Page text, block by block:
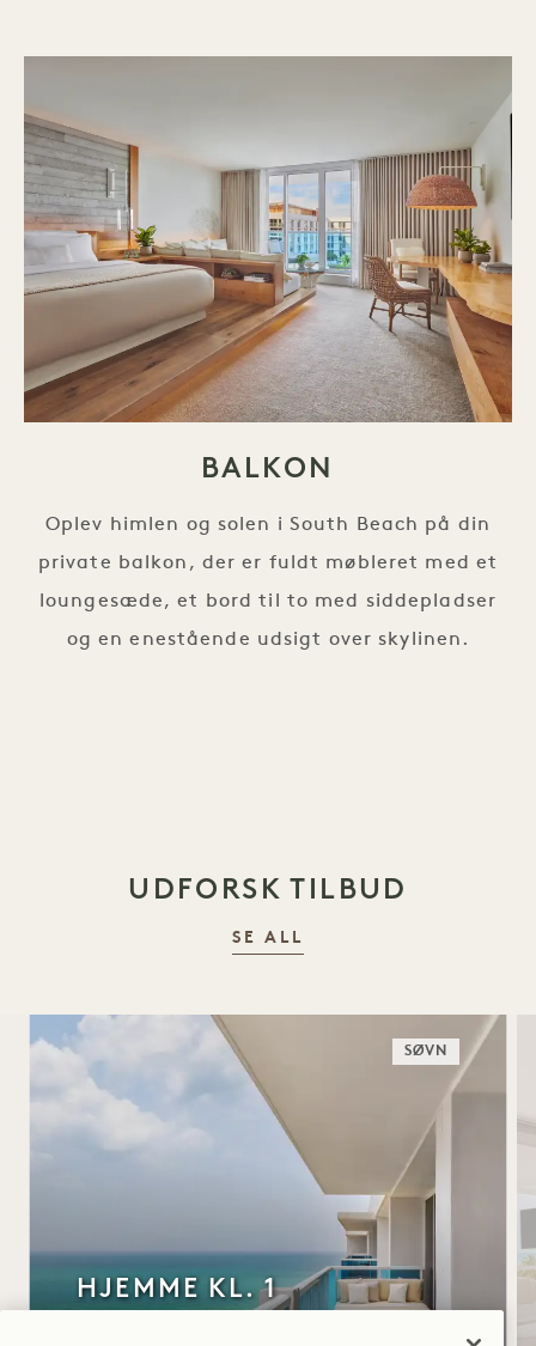
BALKON
Oplev himlen og solen i South Beach på din
private balkon, der er fuldt møbleret med et
loungesæde, et bord til to med siddepladser
og en enestående udsigt over skylinen.
UDFORSK TILBUD
SE ALL
SØVN
HJEMME KL. 1